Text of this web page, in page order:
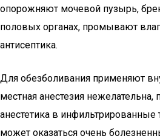
опорожняют мочевой пузырь,
половых органах, промывают
антисептика.
Для обезболивания применяют
местная анестезия
анестетика в инфильтрированные
может оказаться очень